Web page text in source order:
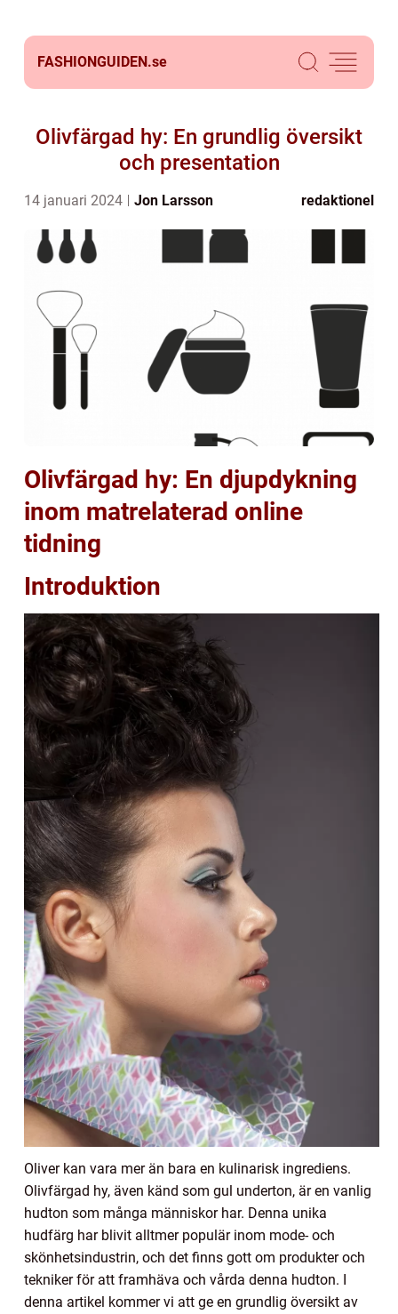
FASHIONGUIDEN.se
Olivfärgad hy: En grundlig översikt
och presentation
14 januari 2024 Jon Larsson redaktionel
Olivfärgad hy: En djupdykning
inom matrelaterad online
tidning
Introduktion
Oliver kan vara mer än bara en kulinarisk ingrediens.
Olivfärgad hy, även känd som gul underton, är en vanlig
hudton som många människor har. Denna unika
hudfärg har blivit alltmer populär inom mode- och
skönhetsindustrin, och det finns gott om produkter och
tekniker för att framhäva och vårda denna hudton. I
denna artikel kommer vi att ge en grundlig översikt av